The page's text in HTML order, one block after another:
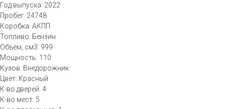
Год выпуска: 2022
Пробег: 24748
Коробка: АКПП
Топливо: Бензин
Объем, см3: 999
Мощность: 110
Кузов: Внедорожник
Цвет: Красный
К-во дверей: 4
К-во мест: 5